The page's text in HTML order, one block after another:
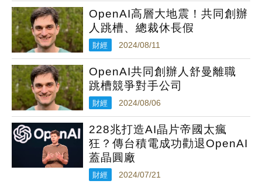
OpenAI高層大地震！共同創辦
人跳槽、總裁休長假
財經 2024/08/11
OpenAI共同創辦人舒曼離職
跳槽競爭對手公司
財經 2024/08/06
228兆打造AI晶片帝國太瘋
狂？傳台積電成功勸退OpenAI
蓋晶圓廠
財經 2024/07/21